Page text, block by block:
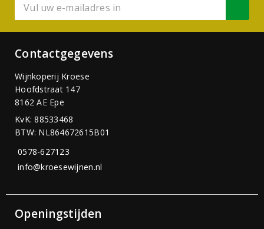
Contactgegevens
Wijnkoperij Kroese
Hoofdstraat 147
8162 AE Epe
KvK: 88533468
BTW: NL864672615B01
0578-627123
info@kroesewijnen.nl
Openingstijden